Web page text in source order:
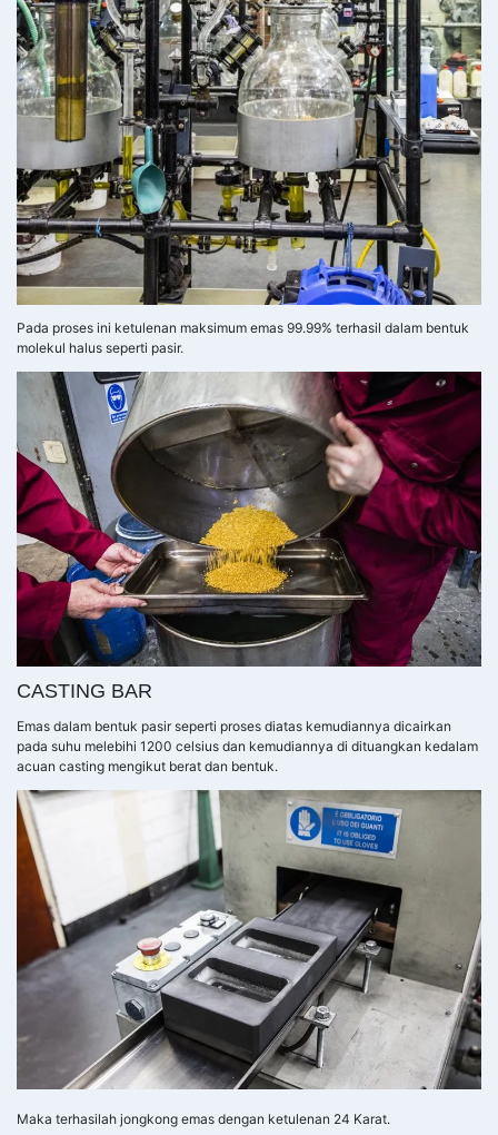
Pada proses ini ketulenan maksimum emas 99.99% terhasil dalam bentuk
molekul halus seperti pasir.
CASTING BAR
Emas dalam bentuk pasir seperti proses diatas kemudiannya dicairkan
pada suhu melebihi 1200 celsius dan kemudiannya di dituangkan kedalam
acuan casting mengikut berat dan bentuk.
Maka terhasilah jongkong emas dengan ketulenan 24 Karat.